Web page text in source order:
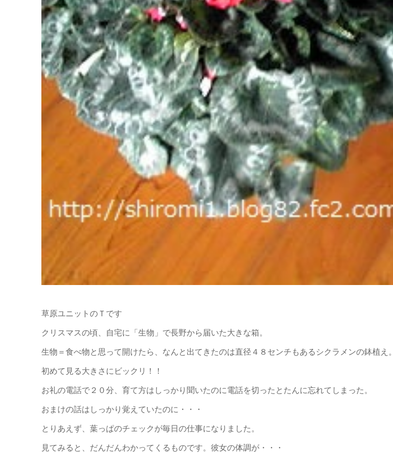
草原ユニットのＴです
クリスマスの頃、自宅に「生物」で長野から届いた大きな箱。
生物＝食べ物と思って開けたら、なんと出てきたのは直径４８センチもあるシクラメンの鉢植え。
初めて見る大きさにビックリ！！
お礼の電話で２０分、育て方はしっかり聞いたのに電話を切ったとたんに忘れてしまった。
おまけの話はしっかり覚えていたのに・・・
とりあえず、葉っぱのチェックが毎日の仕事になりました。
見てみると、だんだんわかってくるものです。彼女の体調が・・・